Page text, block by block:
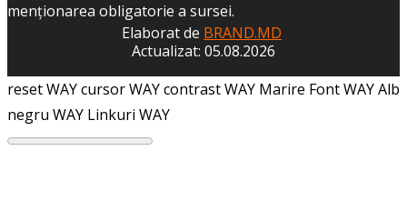
menţionarea obligatorie a sursei.
Elaborat de BRAND.MD
Actualizat: 05.08.2026
reset WAYcursor WAYcontrast WAY Marire Font WAYAlb
negru WAY Linkuri WAY